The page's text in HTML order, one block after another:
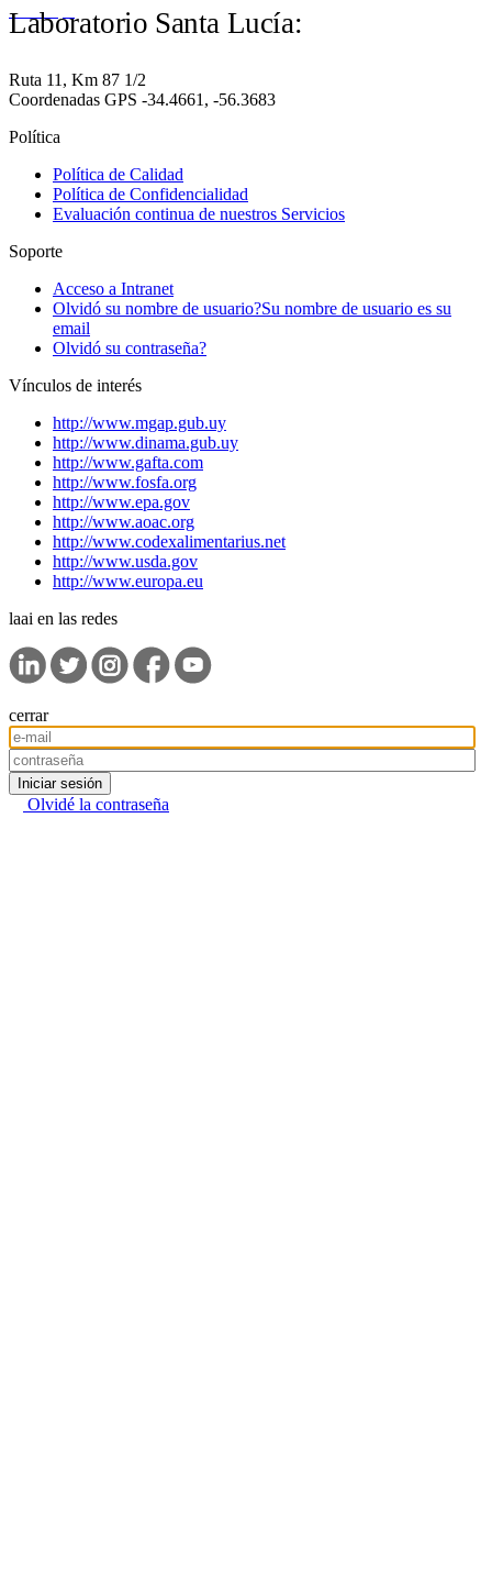
Ver mapa
Laboratorio Santa Lucía:
Ruta 11, Km 87 1/2
Coordenadas GPS -34.4661, -56.3683
Política
Política de Calidad
Política de Confidencialidad
Evaluación continua de nuestros Servicios
Soporte
Acceso a Intranet
Olvidó su nombre de usuario?Su nombre de usuario es su
email
Olvidó su contraseña?
Vínculos de interés
http://www.mgap.gub.uy
http://www.dinama.gub.uy
http://www.gafta.com
http://www.fosfa.org
http://www.epa.gov
http://www.aoac.org
http://www.codexalimentarius.net
http://www.usda.gov
http://www.europa.eu
laai en las redes
cerrar
Iniciar sesión
Olvidé la contraseña